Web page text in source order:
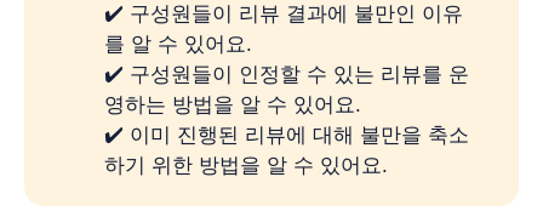
✔️ 구성원들이 리뷰 결과에 불만인 이유
를 알 수 있어요.
✔️ 구성원들이 인정할 수 있는 리뷰를 운
영하는 방법을 알 수 있어요.
✔️ 이미 진행된 리뷰에 대해 불만을 축소
하기 위한 방법을 알 수 있어요.